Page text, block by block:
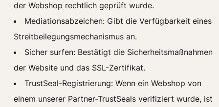
der Webshop rechtlich geprüft wurde.
Mediationsabzeichen: Gibt die Verfügbarkeit eines
Streitbeilegungsmechanismus an.
Sicher surfen: Bestätigt die Sicherheitsmaßnahmen
der Website und das SSL-Zertifikat.
TrustSeal-Registrierung: Wenn ein Webshop von
einem unserer Partner-TrustSeals verifiziert wurde, ist